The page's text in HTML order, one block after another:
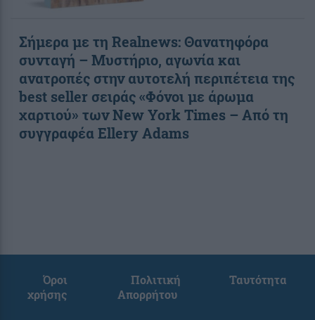
Σήμερα με τη Realnews: Θανατηφόρα
συνταγή – Μυστήριο, αγωνία και
ανατροπές στην αυτοτελή περιπέτεια της
best seller σειράς «Φόνοι με άρωμα
χαρτιού» των New York Times – Από τη
συγγραφέα Ellery Adams
Όροι
χρήσης
Πολιτική
Απορρήτου
Ταυτότητα